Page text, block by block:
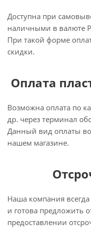
Доступна при
наличными в валюте
При такой форме
скидки.
Оплата
Возможна оплата по
др. через терминал
Данный вид оплаты
нашем магазине.
Наша компания
и готова предложить
предоставлении